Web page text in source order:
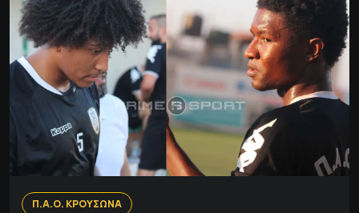
Π.Α.Ο. ΚΡΟΥΣΩΝΑ